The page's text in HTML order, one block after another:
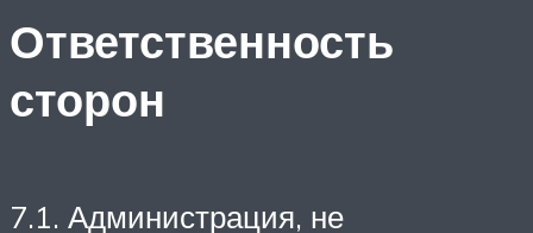
Ответственность
сторон
7.1. Администрация, не